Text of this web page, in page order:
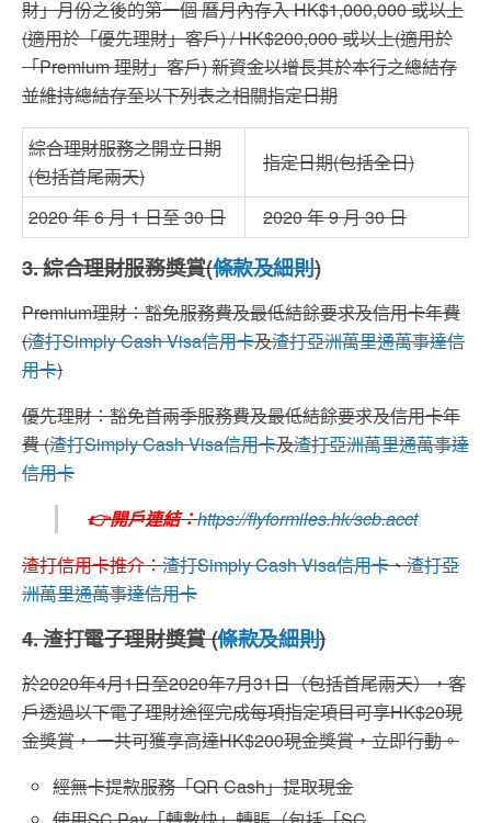
財」月份之後的第一個 曆月內存入 HK$1,000,000 或以上
(適用於「優先理財」客戶) / HK$200,000 或以上(適用於
「Premium 理財」客戶) 新資金以增長其於本行之總結存
並維持總結存至以下列表之相關指定日期
綜合理財服務之開立日期
(包括首尾兩天)
指定日期(包括全日)
2020 年 6 月 1 日至 30 日 2020 年 9 月 30 日
3. 綜合理財服務獎賞(條款及細則)
Premium理財：豁免服務費及最低結餘要求及信用卡年費
(渣打Simply Cash Visa信用卡及渣打亞洲萬里通萬事達信
用卡)
優先理財：豁免首兩季服務費及最低結餘要求及信用卡年
費 (渣打Simply Cash Visa信用卡及渣打亞洲萬里通萬事達
信用卡
👉開戶連結：https://flyformiles.hk/scb.acct
渣打信用卡推介：渣打Simply Cash Visa信用卡、渣打亞
洲萬里通萬事達信用卡
4. 渣打電子理財獎賞 (條款及細則)
於2020年4月1日至2020年7月31日（包括首尾兩天），客
戶透過以下電子理財途徑完成每項指定項目可享HK$20現
金獎賞， 一共可獲享高達HK$200現金獎賞，立即行動。
經無卡提款服務「QR Cash」提取現金